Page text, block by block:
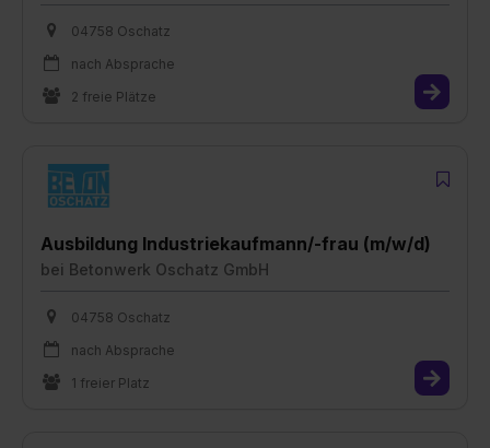
04758 Oschatz
nach Absprache
2 freie Plätze
Ausbildung Industriekaufmann/-frau (m/w/d)
bei Betonwerk Oschatz GmbH
04758 Oschatz
nach Absprache
1 freier Platz